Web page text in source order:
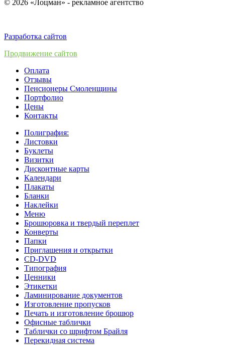
© 2026 «Лоцман» - рекламное агентство
Разработка сайтов
Продвижение сайтов
Оплата
Отзывы
Пенсионеры Смоленщины
Портфолио
Цены
Контакты
Полиграфия:
Листовки
Буклеты
Визитки
Дисконтные карты
Календари
Плакаты
Бланки
Наклейки
Меню
Брошюровка и твердый переплет
Конверты
Папки
Приглашения и открытки
CD-DVD
Типография
Ценники
Этикетки
Ламинирование документов
Изготовление пропусков
Печать и изготовление брошюр
Офисные таблички
Таблички со шрифтом Брайля
Перекидная система